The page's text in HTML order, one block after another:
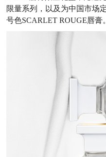
限量系列，以及为中国市场
号色SCARLET ROUGE唇膏。